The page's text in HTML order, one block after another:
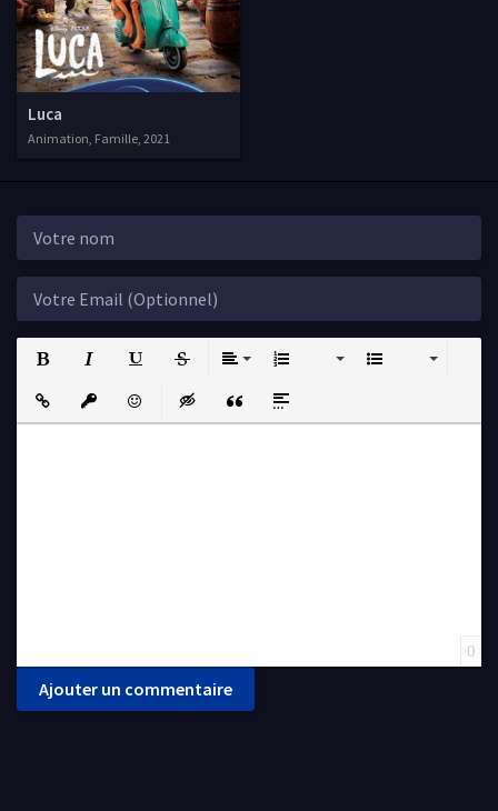
Luca
Animation, Famille, 2021
Strikethrough
Insert LinkInsert protected link
EmoticonsInsert hidden text
Insert QuoteInsert spoiler
0
Ajouter un commentaire